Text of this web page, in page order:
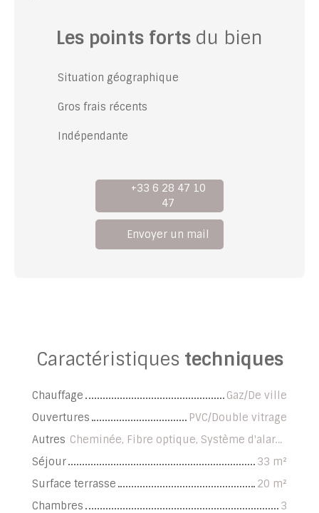
Les points forts du bien
Situation géographique
Gros frais récents
Indépendante
+33 6 28 47 10
47
Envoyer un mail
Caractéristiques techniques
Chauffage
Gaz/De ville
Ouvertures
PVC/Double vitrage
Autres
Cheminée, Fibre optique, Système d'alarme
Séjour
33 m²
Surface terrasse
20 m²
Chambres
3